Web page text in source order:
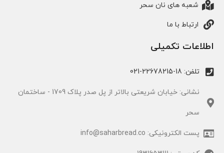
شعبه های نان سحر
ارتباط با ما
اطلاعات تکمیلی
تلفن: 18-22678215-021
نشانی: خیابان شریعتی بالاتر از پل صدر پلاک 1709 - ساختمان
سحر
پست الکترونیکی: info@saharbread.co